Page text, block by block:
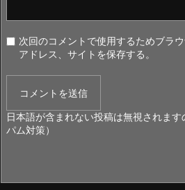
次回のコメントで使用するためブラ
アドレス、サイトを保存する。
日本語が含まれない投稿は無視されま
パム対策）